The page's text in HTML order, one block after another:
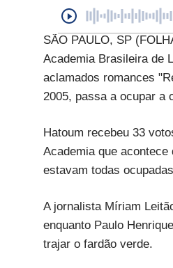
SÃO PAULO, SP
Academia Brasileira de
aclamados romances
2005, passa a ocupar a
Hatoum recebeu 33
Academia que
estavam todas
A jornalista Míriam
enquanto Paulo
trajar o fardão verde.